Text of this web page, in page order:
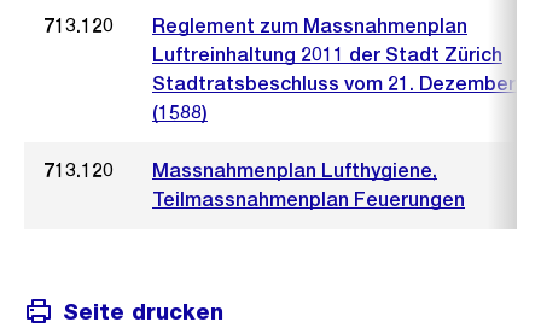
713.120
Reglement zum Massnahmenplan
Luftreinhaltung 2011 der Stadt Zürich
Stadtratsbeschluss vom 21. Dezember
(1588)
713.120
Massnahmenplan Lufthygiene,
Teilmassnahmenplan Feuerungen
Seite drucken